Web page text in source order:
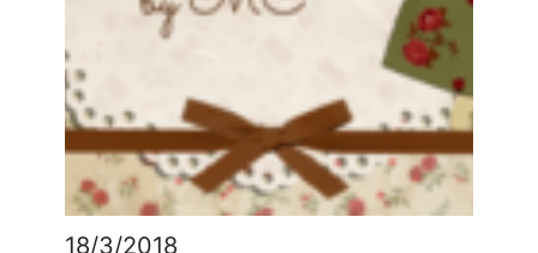
18/3/2018